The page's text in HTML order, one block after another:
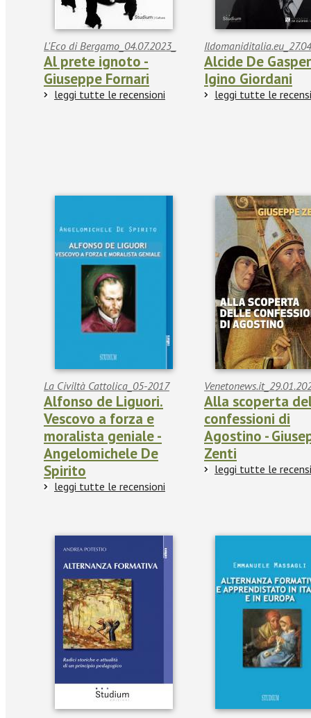
L'Eco di Bergamo_04.07.2023_
Al prete ignoto -
Giuseppe Fornari
leggi tutte le recensioni
Alcide De
Igino Giordani
leggi tutte le
La Civiltà Cattolica_05-2017
Alfonso de Liguori.
Vescovo a forza e
moralista geniale -
Angelomichele De
Spirito
leggi tutte le recensioni
Alla scoperta
confessioni di
Agostino -
Zenti
leggi tutte le